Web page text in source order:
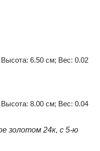
6.50 см; Вес: 0.02
8.00 см; Вес: 0.04
золотом 24к, с 5-ю